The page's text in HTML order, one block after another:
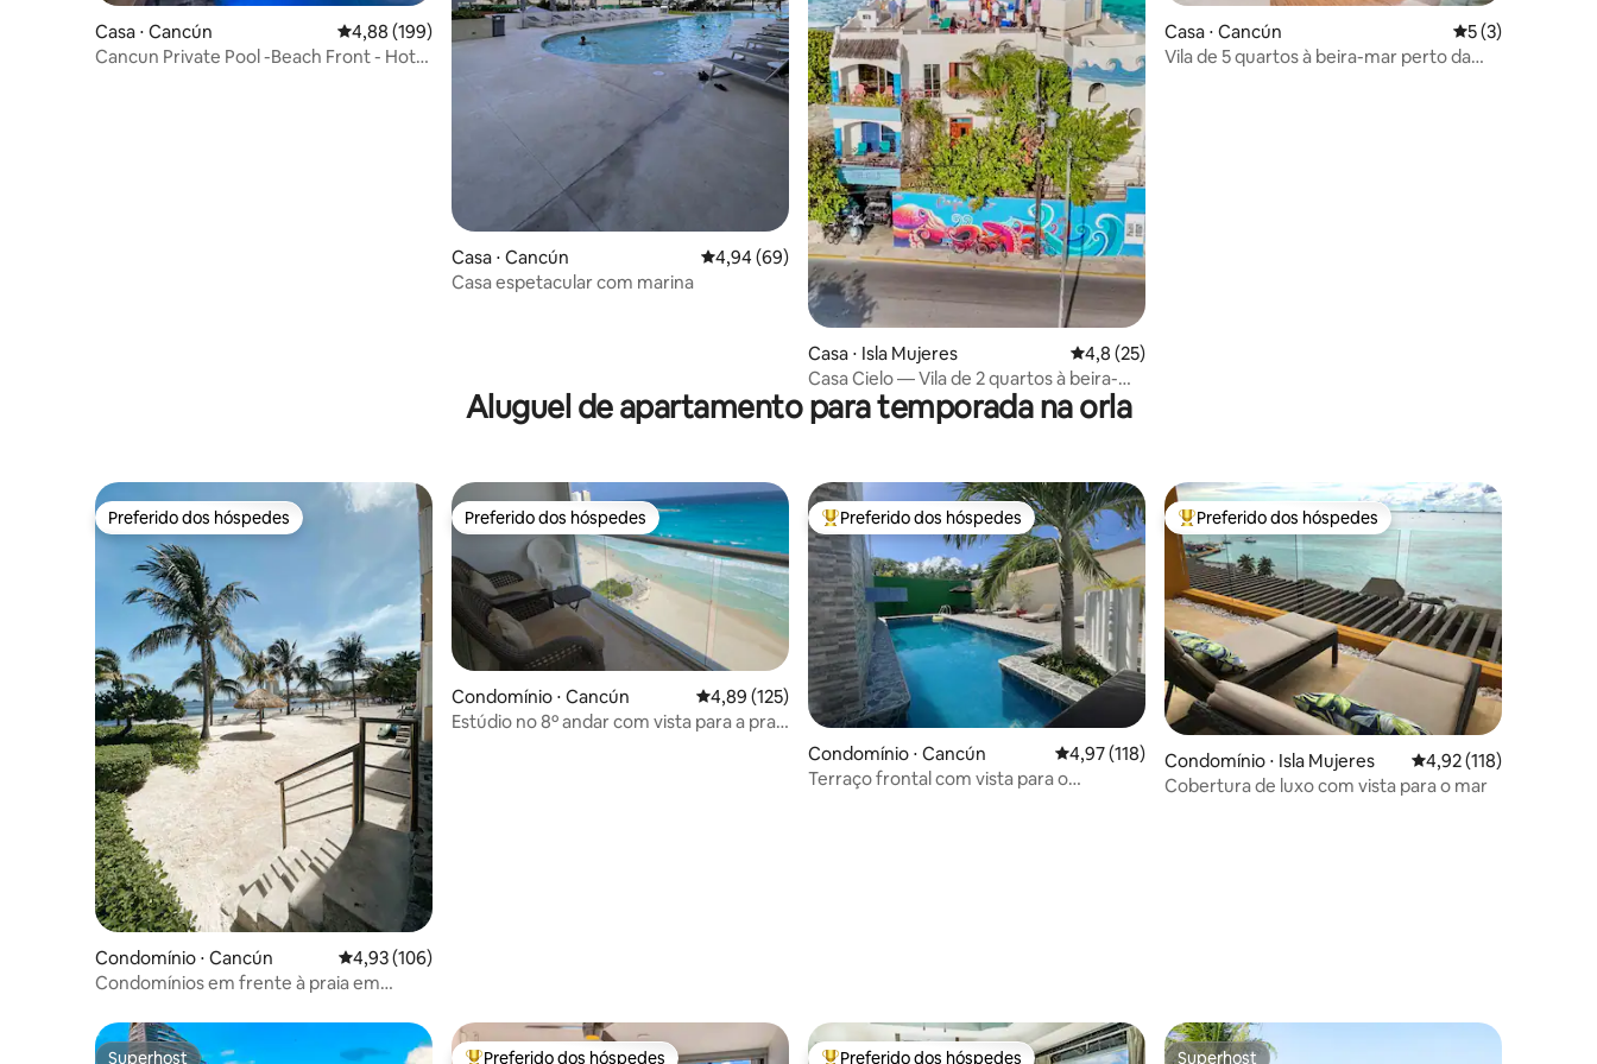
Casa ⋅ Cancún 4,88 de uma avaliação média de 5, 199 avaliações
4,88 (199)
Cancun Private Pool -Beach Front - Hotel
Casa ⋅ Cancún 4,94 de uma avaliação média de 5, 69 avaliações
4,94 (69)
Casa espetacular com marina
Casa ⋅ Isla Mujeres 4,8 de uma avaliação média de 5, 25 avaliações
4,8 (25)
Casa Cielo — Vila de 2 quartos à beira-
mar
Casa ⋅ Cancún 5 de uma
5 (3)
Vila de 5 quartos à beira-mar perto da
Aluguel de apartamento para temporada na orla
Preferido dos hóspedes
Preferido dos hóspedes
Condomínio ⋅ Cancún 4,93 de uma avaliação média de 5, 106 avaliações
4,93 (106)
Condomínios em frente à praia em
Preferido dos hóspedes
Preferido dos hóspedes
Condomínio ⋅ Cancún 4,89 de uma avaliação média de 5, 125 avaliações
4,89 (125)
Estúdio no 8º andar com vista para a praia
Entre os melhores preferidos dos hóspedes
Preferido dos hóspedes
Condomínio ⋅ Cancún 4,97 de uma avaliação média de 5, 118 avaliações
4,97 (118)
Terraço frontal com vista para o
Entre os melhores preferidos dos hóspedes
Preferido dos hóspedes
Condomínio ⋅ Isla Mujeres 4,92 de uma avaliação
4,92 (118)
Cobertura de luxo com vista para o mar
Superhost Preferido dos hóspedes Preferido dos hóspedes Superhost